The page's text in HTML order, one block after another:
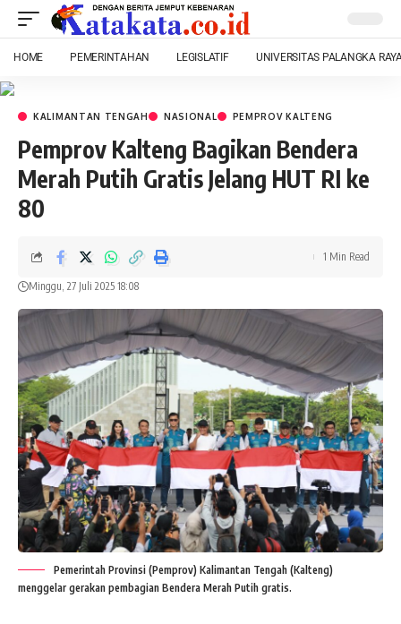
HOME PEMERINTAHAN LEGISLATIF UNIVERSITAS PALANGKA
KALIMANTAN TENGAH NASIONAL PEMPROV KALTENG
Pemprov Kalteng Bagikan Bendera
Merah Putih Gratis Jelang HUT RI ke
80
Minggu, 27 Juli 2025 18:08
1 Min Read
Pemerintah Provinsi (Pemprov) Kalimantan Tengah (Kalteng)
menggelar gerakan pembagian Bendera Merah Putih gratis.